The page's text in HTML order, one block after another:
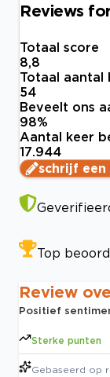
Reviews
Totaal score
8,8
Totaal aantal
54
Beveelt ons
98%
Aantal keer
17.944
schrijf een
Top
Review
Positief
Sterke punten
Gebaseerd op